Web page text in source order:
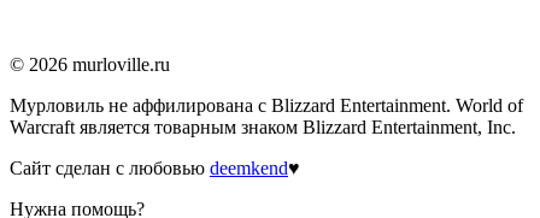
© 2026 murloville.ru
Мурловиль не аффилирована с Blizzard Entertainment. World of
Warcraft является товарным знаком Blizzard Entertainment, Inc.
Сайт сделан с любовью deemkend♥
Нужна помощь?